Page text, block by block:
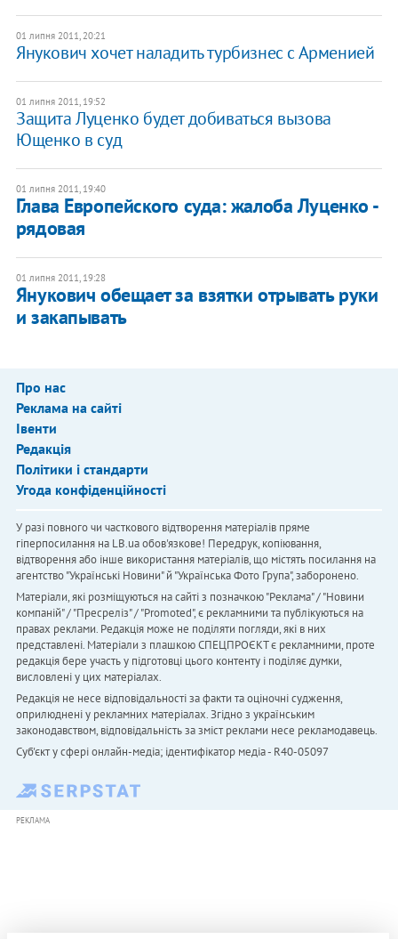
01 липня 2011, 20:21
Янукович хочет наладить турбизнес с Арменией
01 липня 2011, 19:52
Защита Луценко будет добиваться вызова
Ющенко в суд
01 липня 2011, 19:40
Глава Европейского суда: жалоба Луценко -
рядовая
01 липня 2011, 19:28
Янукович обещает за взятки отрывать руки
и закапывать
Про нас
Реклама на сайті
Івенти
Редакція
Політики і стандарти
Угода конфіденційності
У разі повного чи часткового відтворення матеріалів пряме
гіперпосилання на LB.ua обов'язкове! Передрук, копіювання,
відтворення або інше використання матеріалів, що містять посилання на
агентство "Українськi Новини" й "Українська Фото Група", заборонено.
Матеріали, які розміщуються на сайті з позначкою "Реклама" / "Новини
компаній" / "Пресреліз" / "Promoted", є рекламними та публікуються на
правах реклами. Редакція може не поділяти погляди, які в них
представлені. Матеріали з плашкою СПЕЦПРОЄКТ є рекламними, проте
редакція бере участь у підготовці цього контенту і поділяє думки,
висловлені у цих матеріалах.
Редакція не несе відповідальності за факти та оціночні судження,
оприлюднені у рекламних матеріалах. Згідно з українським
законодавством, відповідальність за зміст реклами несе рекламодавець.
Cуб'єкт у сфері онлайн-медіа; ідентифікатор медіа - R40-05097
РЕКЛАМА